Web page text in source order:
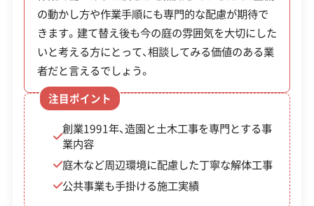
この解体業者の特徴
企業経
験・規模
創業30年以上
対応工事 土木工事
保有資格
安全対
策・リス
の動かし方や作業手順にも専門的な配慮が期待で
きます。建て替え後も今の庭の雰囲気を大切にした
いと考える方にとって、相談してみる価値のある業
者だと言えるでしょう。
注目ポイント
創業1991年、造園と土木工事を専門とする事
業内容
庭木など周辺環境に配慮した丁寧な解体工事
公共事業も手掛ける施工実績